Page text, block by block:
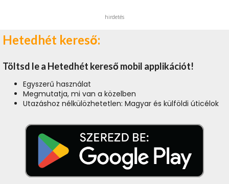
hirdetés
Hetedhét kereső:
Töltsd le a Hetedhét kereső mobil applikációt!
Egyszerű használat
Megmutatja, mi van a közelben
Utazáshoz nélkülözhetetlen: Magyar és külföldi úticélok